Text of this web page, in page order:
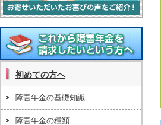
これから障害年金を請求したいという方
へ
初めての方へ
障害年金の基礎知識
障害年金の種類